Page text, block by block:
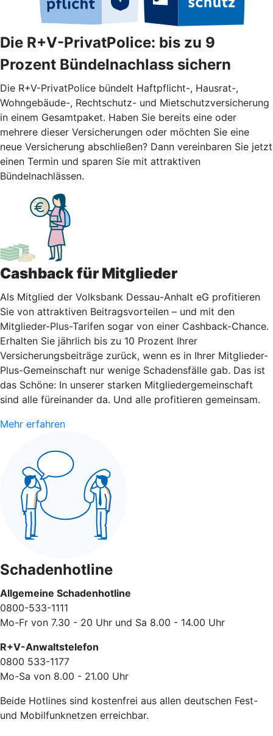
Die R+V-PrivatPolice: bis zu 9
Prozent Bündelnachlass sichern
Die R+V-PrivatPolice bündelt Haftpflicht-, Hausrat-,
Wohngebäude-, Rechtschutz- und Mietschutzversicherung
in einem Gesamtpaket. Haben Sie bereits eine oder
mehrere dieser Versicherungen oder möchten Sie eine
neue Versicherung abschließen? Dann vereinbaren Sie jetzt
einen Termin und sparen Sie mit attraktiven
Bündelnachlässen.
Cashback für Mitglieder
Als Mitglied der Volksbank Dessau-Anhalt eG profitieren
Sie von attraktiven Beitragsvorteilen – und mit den
Mitglieder-Plus-Tarifen sogar von einer Cashback-Chance.
Erhalten Sie jährlich bis zu 10 Prozent Ihrer
Versicherungsbeiträge zurück, wenn es in Ihrer Mitglieder-
Plus-Gemeinschaft nur wenige Schadensfälle gab. Das ist
das Schöne: In unserer starken Mitgliedergemeinschaft
sind alle füreinander da. Und alle profitieren gemeinsam.
Mehr erfahren
Schadenhotline
Allgemeine Schadenhotline
0800-533-1111
Mo-Fr von 7.30 - 20 Uhr und Sa 8.00 - 14.00 Uhr
R+V-Anwaltstelefon
0800 533-1177
Mo-Sa von 8.00 - 21.00 Uhr
Beide Hotlines sind kostenfrei aus allen deutschen Fest-
und Mobilfunknetzen erreichbar.